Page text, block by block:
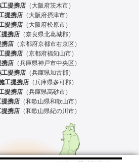
工提携店 （大阪府茨木市）
提携店 （大阪府摂津市）
提携店 （大阪府松原市）
提携店 （奈良県北葛城郡）
携店 （京都府京都市右京区）
提携店 （京都府福知山市）
携店 （兵庫県神戸市中央区）
工提携店 （兵庫県加古郡）
工提携店 （兵庫県多可郡）
提携店 （兵庫県高砂市）
提携店 （和歌山県和歌山市）
提携店 （和歌山県紀の川市）